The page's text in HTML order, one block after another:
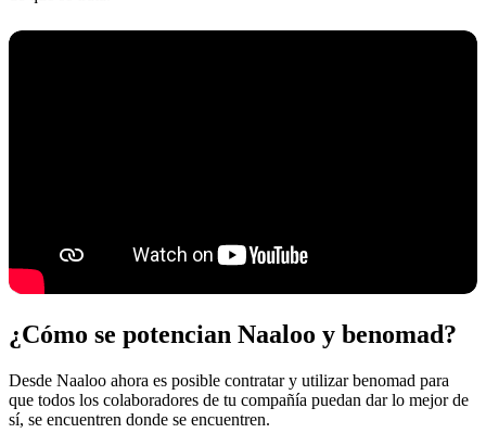
¿Cómo se potencian Naaloo y benomad?
Desde Naaloo ahora es posible contratar y utilizar benomad para
que todos los colaboradores de tu compañía puedan dar lo mejor de
sí, se encuentren donde se encuentren.